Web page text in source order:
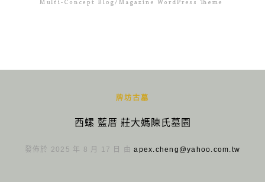
牌坊古墓
西螺 藍厝 莊大媽陳氏墓園
發佈於 2025 年 8 月 17 日 由apex.cheng@yahoo.com.tw